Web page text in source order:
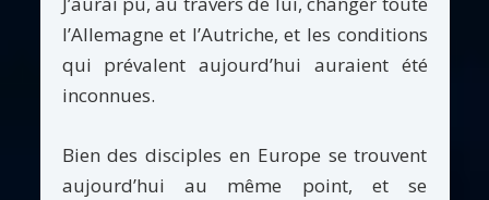
l’Allemagne et l’Autriche, et les conditions
qui prévalent aujourd’hui auraient été
inconnues.
Bien des disciples en Europe se trouvent
aujourd’hui au même point, et se